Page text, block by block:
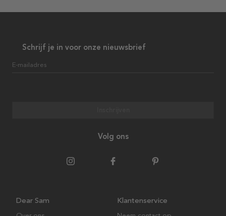
Schrijf je in voor onze nieuwsbrief
E-mailadres
Volg ons
Dear Sam Klantenservice